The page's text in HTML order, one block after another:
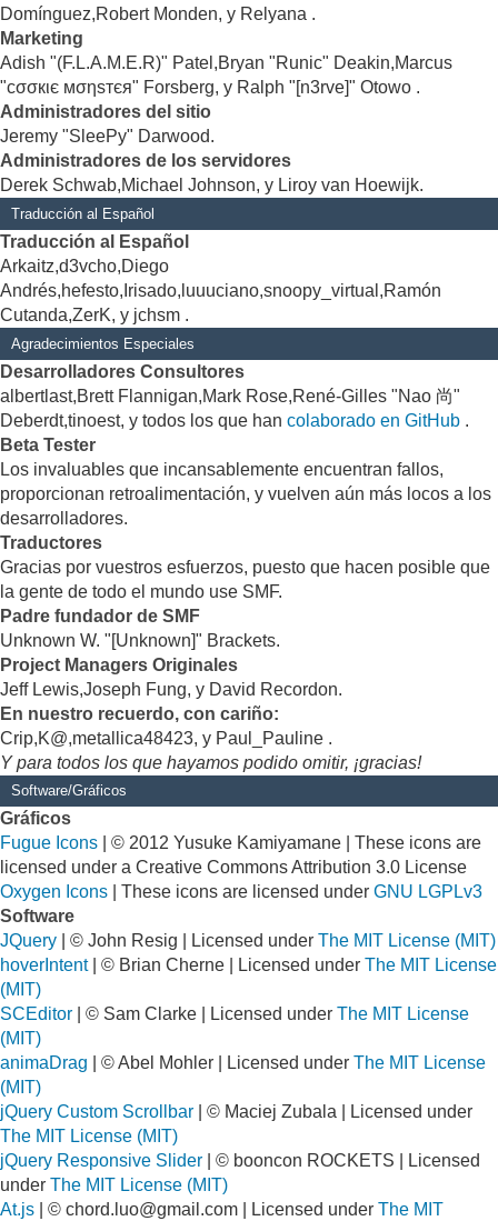
Domínguez,Robert Monden, y Relyana .
Marketing
Adish "(F.L.A.M.E.R)" Patel,Bryan "Runic" Deakin,Marcus
"cσσкιє мσηѕтєя" Forsberg, y Ralph "[n3rve]" Otowo .
Administradores del sitio
Jeremy "SleePy" Darwood.
Administradores de los servidores
Derek Schwab,Michael Johnson, y Liroy van Hoewijk.
Traducción al Español
Traducción al Español
Arkaitz,d3vcho,Diego
Andrés,hefesto,Irisado,luuuciano,snoopy_virtual,Ramón
Cutanda,ZerK, y jchsm .
Agradecimientos Especiales
Desarrolladores Consultores
albertlast,Brett Flannigan,Mark Rose,René-Gilles "Nao 尚"
Deberdt,tinoest, y todos los que han colaborado en GitHub .
Beta Tester
Los invaluables que incansablemente encuentran fallos,
proporcionan retroalimentación, y vuelven aún más locos a los
desarrolladores.
Traductores
Gracias por vuestros esfuerzos, puesto que hacen posible que
la gente de todo el mundo use SMF.
Padre fundador de SMF
Unknown W. "[Unknown]" Brackets.
Project Managers Originales
Jeff Lewis,Joseph Fung, y David Recordon.
En nuestro recuerdo, con cariño:
Crip,K@,metallica48423, y Paul_Pauline .
Y para todos los que hayamos podido omitir, ¡gracias!
Software/Gráficos
Gráficos
Fugue Icons | © 2012 Yusuke Kamiyamane | These icons are
licensed under a Creative Commons Attribution 3.0 License
Oxygen Icons | These icons are licensed under GNU LGPLv3
Software
JQuery | © John Resig | Licensed under The MIT License (MIT)
hoverIntent| © Brian Cherne | Licensed under The MIT License
(MIT)
SCEditor | © Sam Clarke | Licensed under The MIT License
(MIT)
animaDrag | © Abel Mohler | Licensed under The MIT License
(MIT)
jQuery Custom Scrollbar | © Maciej Zubala | Licensed under
The MIT License (MIT)
jQuery Responsive Slider | © booncon ROCKETS | Licensed
under The MIT License (MIT)
At.js | © chord.luo@gmail.com | Licensed under The MIT